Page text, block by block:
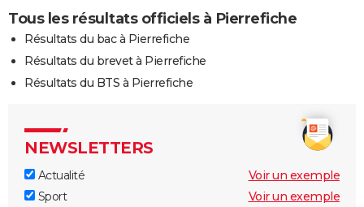
Tous les résultats officiels à Pierrefiche
Résultats du bac à Pierrefiche
Résultats du brevet à Pierrefiche
Résultats du BTS à Pierrefiche
NEWSLETTERS
Actualité
Voir un exemple
Sport
Voir un exemple